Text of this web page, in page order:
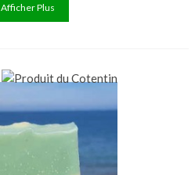
Afficher Plus